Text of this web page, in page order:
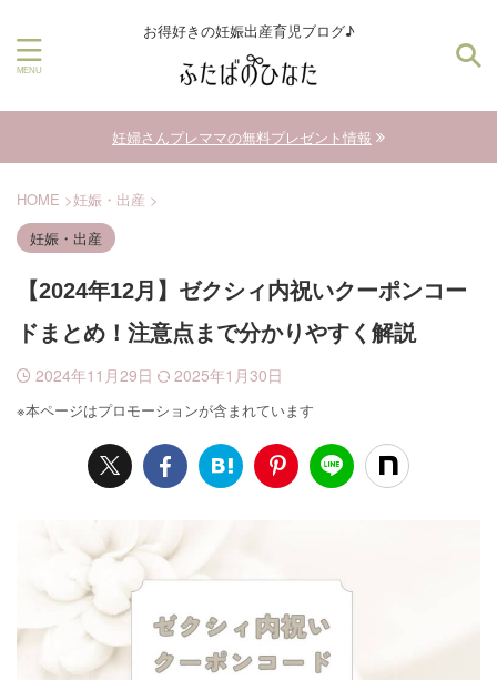
お得好きの妊娠出産育児ブログ♪
妊婦さんプレママの無料プレゼント情報
HOME >妊娠・出産 >
妊娠・出産
【2024年12月】ゼクシィ内祝いクーポンコー
ドまとめ！注意点まで分かりやすく解説
2024年11月29日 2025年1月30日
※本ページはプロモーションが含まれています